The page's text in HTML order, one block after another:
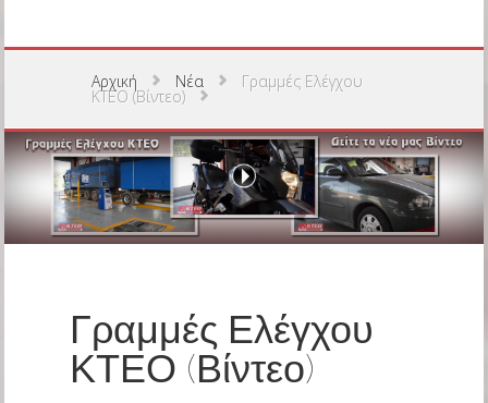
Αρχική Νέα Γραμμές Ελέγχου
ΚΤΕΟ (Βίντεο)
Γραμμές Ελέγχου
ΚΤΕΟ (Βίντεο)